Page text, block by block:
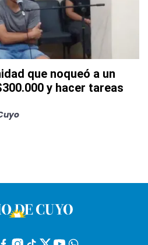
que noqueó a un
y hacer tareas